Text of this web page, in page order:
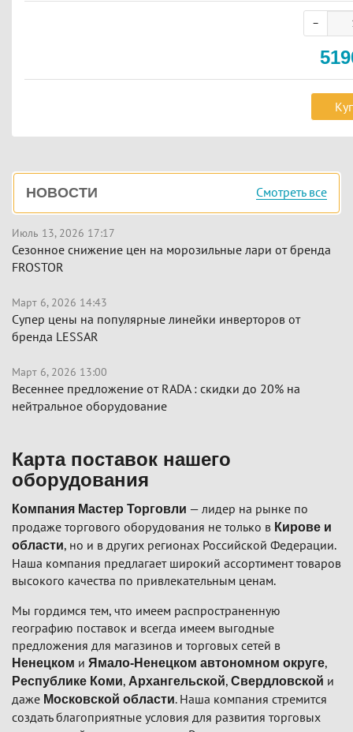
Боковая
панель
НОВОСТИ Смотреть все
Июль 13, 2026 17:17
Сезонное снижение цен на морозильные лари от бренда
FROSTOR
Март 6, 2026 14:43
Супер цены на популярные линейки инверторов от
бренда LESSAR
Март 6, 2026 13:00
Весеннее предложение от RADA : скидки до 20% на
нейтральное оборудование
Карта поставок нашего
оборудования
Компания Мастер Торговли — лидер на рынке по
продаже торгового оборудования не только в Кирове и
области, но и в других регионах Российской Федерации.
Наша компания предлагает широкий ассортимент товаров
высокого качества по привлекательным ценам.
Мы гордимся тем, что имеем распространенную
географию поставок и всегда имеем выгодные
предложения для магазинов и торговых сетей в
Ненецком и Ямало-Ненецком автономном округе,
Республике Коми, Архангельской, Свердловской и
даже Московской области. Наша компания стремится
создать благоприятные условия для развития торговых